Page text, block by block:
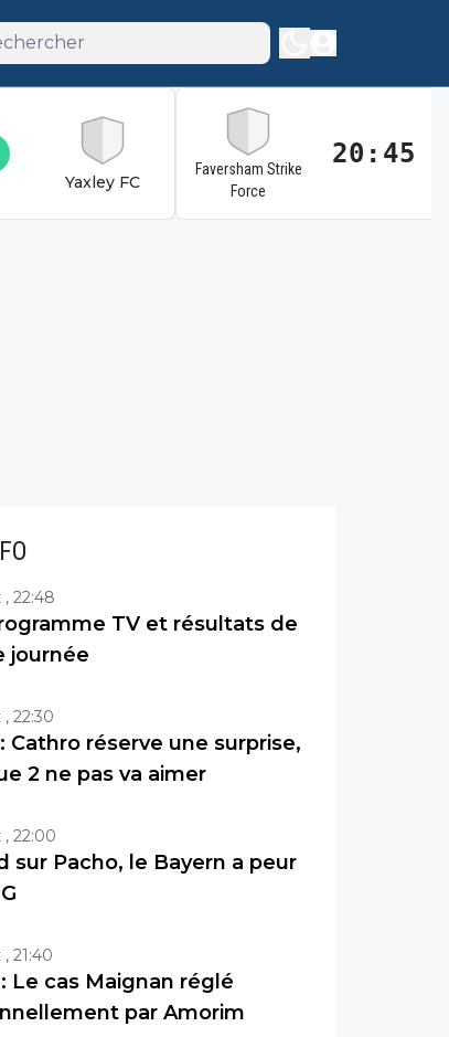
Yaxley FC
Faversham Strike
Force
20:45
22:48
TV et résultats de
journée
22:30
: Cathro réserve une surprise,
2 ne pas va aimer
22:00
sur Pacho, le Bayern a peur
21:40
Le cas Maignan réglé
par Amorim